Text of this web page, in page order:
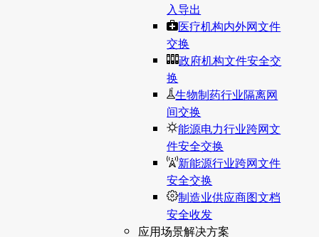
入导出
医疗机构内外网文件
交换
政府机构文件安全交
换
生物制药行业隔离网
间交换
能源电力行业跨网文
件安全交换
新能源行业跨网文件
安全交换
制造业供应商图文档
安全收发
应用场景解决方案